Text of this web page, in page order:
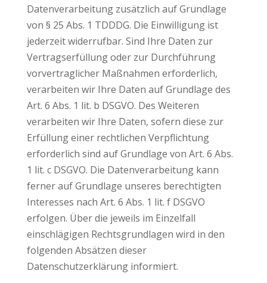
Datenverarbeitung zusätzlich auf Grundlage
von § 25 Abs. 1 TDDDG. Die Einwilligung ist
jederzeit widerrufbar. Sind Ihre Daten zur
Vertragserfüllung oder zur Durchführung
vorvertraglicher Maßnahmen erforderlich,
verarbeiten wir Ihre Daten auf Grundlage des
Art. 6 Abs. 1 lit. b DSGVO. Des Weiteren
verarbeiten wir Ihre Daten, sofern diese zur
Erfüllung einer rechtlichen Verpflichtung
erforderlich sind auf Grundlage von Art. 6 Abs.
1 lit. c DSGVO. Die Datenverarbeitung kann
ferner auf Grundlage unseres berechtigten
Interesses nach Art. 6 Abs. 1 lit. f DSGVO
erfolgen. Über die jeweils im Einzelfall
einschlägigen Rechtsgrundlagen wird in den
folgenden Absätzen dieser
Datenschutzerklärung informiert.